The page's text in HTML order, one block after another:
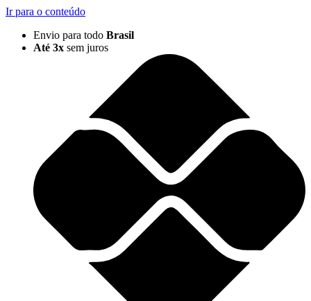
Ir para o conteúdo
Envio para todo Brasil
Até 3x sem juros